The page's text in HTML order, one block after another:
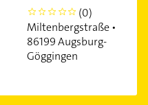
0
(0)
Miltenbergstraße •
86199 Augsburg-
Göggingen